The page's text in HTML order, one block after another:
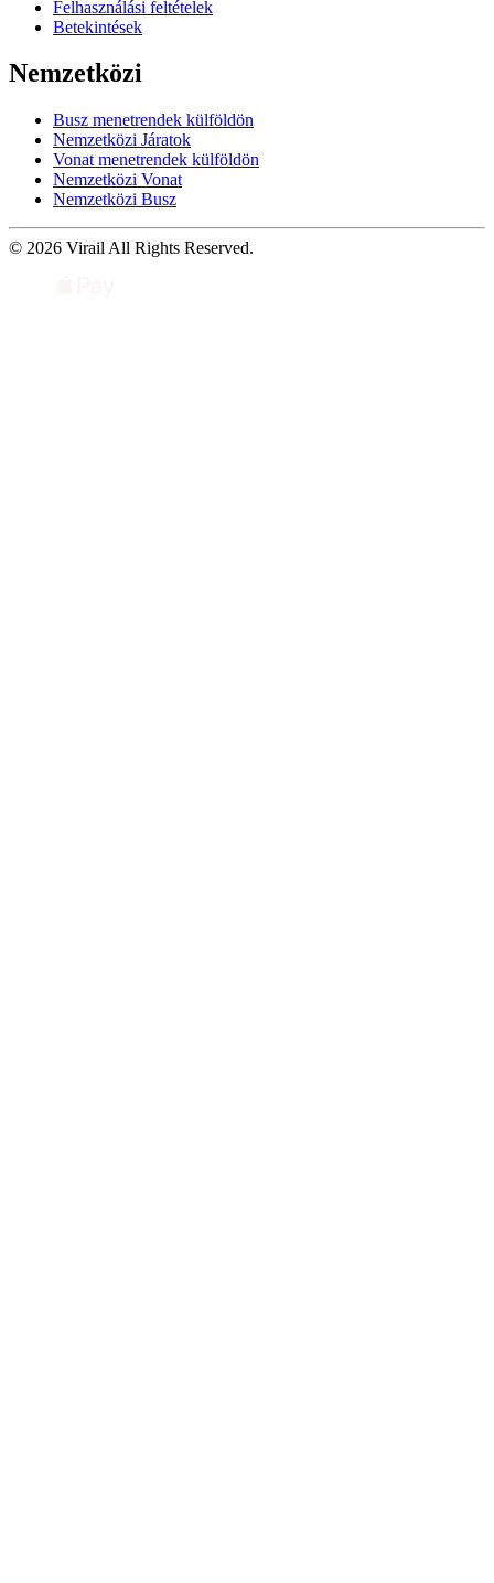
Felhasználási feltételek
Betekintések
Nemzetközi
Busz menetrendek külföldön
Nemzetközi Járatok
Vonat menetrendek külföldön
Nemzetközi Vonat
Nemzetközi Busz
© 2026 Virail All Rights Reserved.